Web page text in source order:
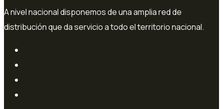
A nivel nacional disponemos de una amplia red de
distribución que da servicio a todo el territorio nacional.